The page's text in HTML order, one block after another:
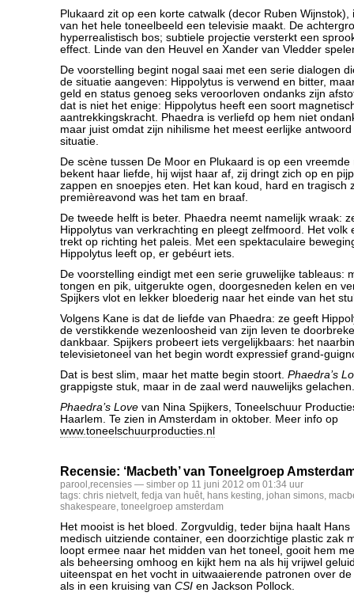
Plukaard zit op een korte catwalk (decor Ruben Wijnstok),
van het hele toneelbeeld een televisie maakt. De
hyperrealistisch bos; subtiele projectie versterkt een
effect. Linde van den Heuvel en Xander van Vledder
De voorstelling begint nogal saai met een serie dialogen
de situatie aangeven: Hippolytus is verwend en bitter,
geld en status genoeg seks veroorloven ondanks zijn
dat is niet het enige: Hippolytus heeft een soort
aantrekkingskracht. Phaedra is verliefd op hem niet
maar juist omdat zijn nihilisme het meest eerlijke
situatie.
De scène tussen De Moor en Plukaard is op een
bekent haar liefde, hij wijst haar af, zij dringt zich op en
zappen en snoepjes eten. Het kan koud, hard en tragisch
premièreavond was het tam en braaf.
De tweede helft is beter. Phaedra neemt namelijk wraak:
Hippolytus van verkrachting en pleegt zelfmoord. Het volk
trekt op richting het paleis. Met een spektaculaire
Hippolytus leeft op, er gebéurt iets.
De voorstelling eindigt met een serie gruwelijke tableaus:
tongen en pik, uitgerukte ogen, doorgesneden kelen en
Spijkers vlot en lekker bloederig naar het einde van het
Volgens Kane is dat de liefde van Phaedra: ze geeft
de verstikkende wezenloosheid van zijn leven te
dankbaar. Spijkers probeert iets vergelijkbaars: het
televisietoneel van het begin wordt expressief grand-
Dat is best slim, maar het matte begin stoort. Phaedra’s
grappigste stuk, maar in de zaal werd nauwelijks gelachen.
Phaedra’s Love van Nina Spijkers, Toneelschuur
Haarlem. Te zien in Amsterdam in oktober. Meer info op
www.toneelschuurproducties.nl
Recensie: ‘Macbeth’ van Toneelgroep
parool ,recensies — simber op 11 juni 2012 om 01:34 uur
tags: chris nietvelt, fedja van huêt, hans kesting, johan simons,
shakespeare, toneelgroep amsterdam
Het mooist is het bloed. Zorgvuldig, teder bijna haalt
medisch uitziende container, een doorzichtige plastic zak
loopt ermee naar het midden van het toneel, gooit hem
als beheersing omhoog en kijkt hem na als hij vrijwel
uiteenspat en het vocht in uitwaaierende patronen over
als in een kruising van CSI en Jackson Pollock.